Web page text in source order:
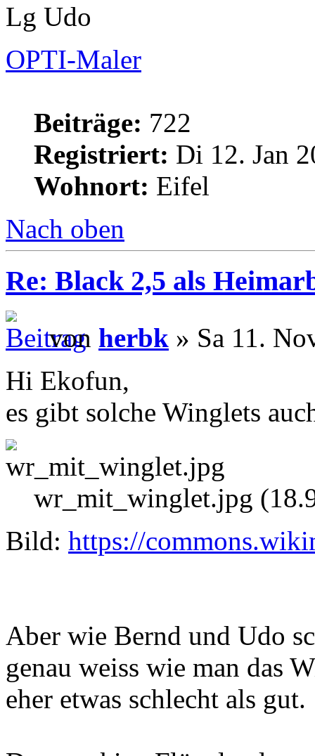
Lg Udo
OPTI-Maler
Beiträge: 722
Registriert: Di 12. Jan
Wohnort: Eifel
Nach oben
Re: Black 2,5 als
von herbk » Sa 11.
Hi Ekofun,
es gibt solche Winglets
wr_mit_winglet.jpg
Bild: https://
Aber wie Bernd und Udo
genau weiss wie man das
eher etwas schlecht als gut.